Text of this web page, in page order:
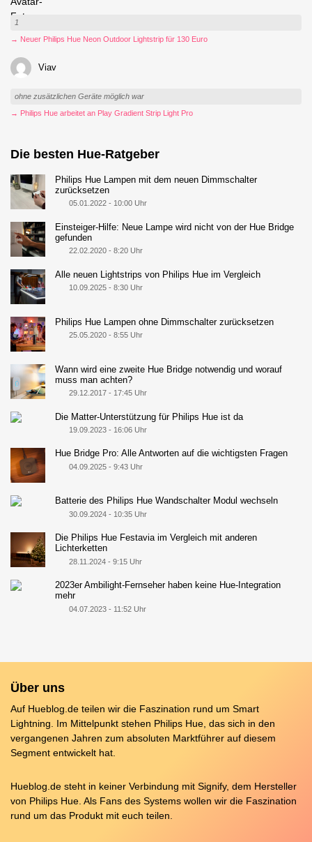
1
→ Neuer Philips Hue Neon Outdoor Lightstrip für 130 Euro
Viav
ohne zusätzlichen Geräte möglich war
→ Philips Hue arbeitet an Play Gradient Strip Light Pro
Die besten Hue-Ratgeber
Philips Hue Lampen mit dem neuen Dimmschalter
zurücksetzen
05.01.2022 - 10:00 Uhr
Einsteiger-Hilfe: Neue Lampe wird nicht von der Hue Bridge
gefunden
22.02.2020 - 8:20 Uhr
Alle neuen Lightstrips von Philips Hue im Vergleich
10.09.2025 - 8:30 Uhr
Philips Hue Lampen ohne Dimmschalter zurücksetzen
25.05.2020 - 8:55 Uhr
Wann wird eine zweite Hue Bridge notwendig und worauf
muss man achten?
29.12.2017 - 17:45 Uhr
Die Matter-Unterstützung für Philips Hue ist da
19.09.2023 - 16:06 Uhr
Hue Bridge Pro: Alle Antworten auf die wichtigsten Fragen
04.09.2025 - 9:43 Uhr
Batterie des Philips Hue Wandschalter Modul wechseln
30.09.2024 - 10:35 Uhr
Die Philips Hue Festavia im Vergleich mit anderen
Lichterketten
28.11.2024 - 9:15 Uhr
2023er Ambilight-Fernseher haben keine Hue-Integration
mehr
04.07.2023 - 11:52 Uhr
Über uns
Auf Hueblog.de teilen wir die Faszination rund um Smart
Lightning. Im Mittelpunkt stehen Philips Hue, das sich in den
vergangenen Jahren zum absoluten Marktführer auf diesem
Segment entwickelt hat.
Hueblog.de steht in keiner Verbindung mit Signify, dem Hersteller
von Philips Hue. Als Fans des Systems wollen wir die Faszination
rund um das Produkt mit euch teilen.